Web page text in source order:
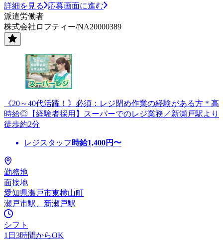
詳細を見る
応募画面に進む
派遣労働者
株式会社ロフティー/NA20000389
《20～40代活躍！》必須：レジ閉め作業の経験がある方＊高
時給◎【経験者採用】スーパーでのレジ業務／新瀬戸駅より
徒歩約2分
レジスタッフ 時給1,400円〜
勤務地
面接地
愛知県瀬戸市東横山町
瀬戸市駅、新瀬戸駅
シフト
1日3時間からOK